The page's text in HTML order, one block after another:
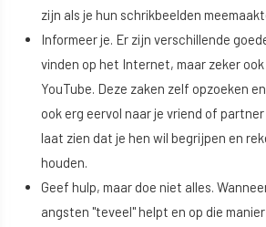
zijn als je hun schrikbeelden
Informeer je. Er zijn verschillende
vinden op het Internet, maar zeker
YouTube. Deze zaken zelf opzoeken
ook erg eervol naar je vriend of
laat zien dat je hen wil begrijpen en
houden.
Geef hulp, maar doe niet alles.
angsten "teveel" helpt en op die